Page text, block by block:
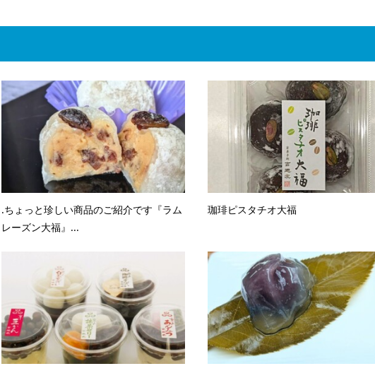
.ちょっと珍しい商品のご紹介です『ラム
レーズン大福』...
珈琲ピスタチオ大福